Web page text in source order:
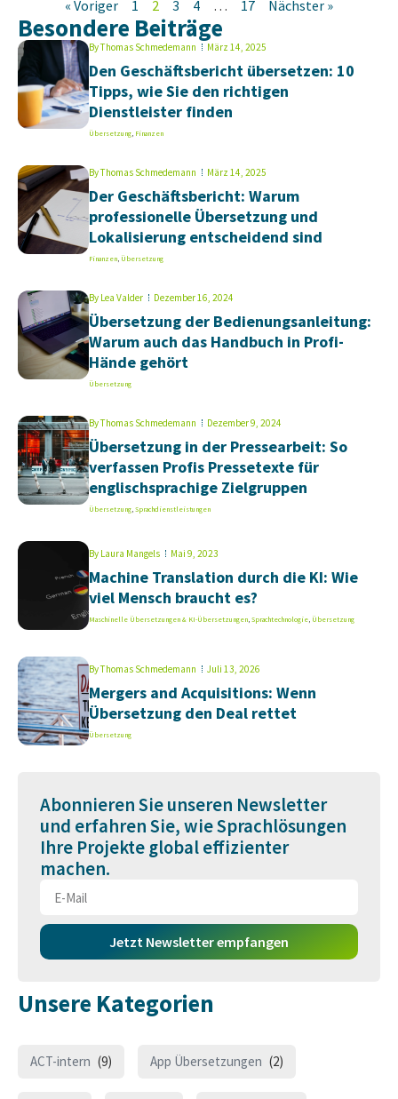
« Voriger 1 2 3 4 … 17 Nächster »
Besondere Beiträge
ByThomas Schmedemann März 14, 2025
Den Geschäftsbericht übersetzen: 10
Tipps, wie Sie den richtigen
Dienstleister finden
Übersetzung, Finanzen
ByThomas Schmedemann März 14, 2025
Der Geschäftsbericht: Warum
professionelle Übersetzung und
Lokalisierung entscheidend sind
Finanzen, Übersetzung
By Lea Valder Dezember 16, 2024
Übersetzung der Bedienungsanleitung:
Warum auch das Handbuch in Profi-
Hände gehört
Übersetzung
ByThomas Schmedemann Dezember 9, 2024
Übersetzung in der Pressearbeit: So
verfassen Profis Pressetexte für
englischsprachige Zielgruppen
Übersetzung,Sprachdienstleistungen
By Laura Mangels Mai 9, 2023
Machine Translation durch die KI: Wie
viel Mensch braucht es?
Maschinelle Übersetzungen & KI-Übersetzungen,Sprachtechnologie, Übersetzung
ByThomas Schmedemann Juli 13, 2026
Mergers and Acquisitions: Wenn
Übersetzung den Deal rettet
Übersetzung
Abonnieren Sie unseren Newsletter
und erfahren Sie, wie Sprachlösungen
Ihre Projekte global effizienter
machen.
Jetzt Newsletter empfangen
Unsere Kategorien
ACT-intern (9) App Übersetzungen (2)